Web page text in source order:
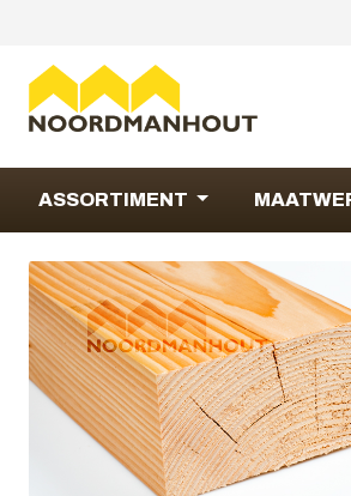
ASSORTIMENT